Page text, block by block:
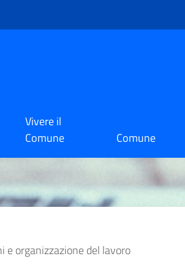
Vivere il
Comune
Comune
e organizzazione del lavoro